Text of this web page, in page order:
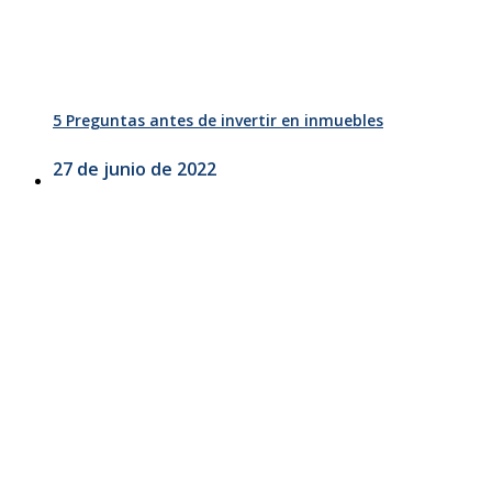
5 Preguntas antes de invertir en inmuebles
27 de junio de 2022